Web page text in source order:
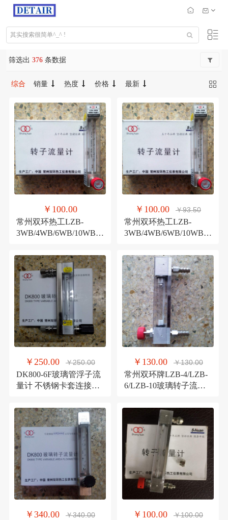
筛选出 376 条数据
综合 销量 热度 价格 最新
￥100.00
常州双环热工LZB-
3WB/4WB/6WB/10WB玻
3WBF/4WBF
￥100.00 ￥93.50
常州双环热工LZB-
3WB/4WB/6WB/10WB玻
3WBF/4WBF
￥250.00 ￥250.00
DK800-6F玻璃管浮子流
量计 不锈钢卡套连接耐
￥130.00 ￥130.00
常州双环牌LZB-4/LZB-
6/LZB-10玻璃转子流量
￥340.00 ￥340.00 ￥100.00 ￥100.00